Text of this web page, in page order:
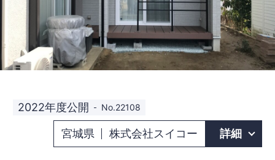
2022年度公開 No.22108
宮城県 株式会社スイコー 詳細